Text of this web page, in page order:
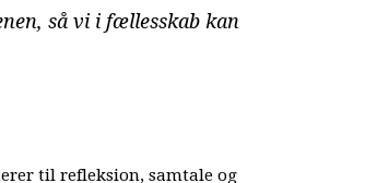
så vi i fællesskab kan
til refleksion, samtale og